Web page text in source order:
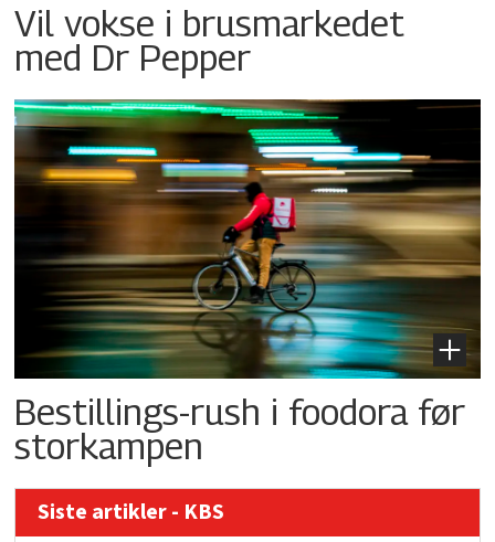
Vil vokse i brusmarkedet
med Dr Pepper
Bestillings-rush i foodora før
storkampen
Siste artikler - KBS